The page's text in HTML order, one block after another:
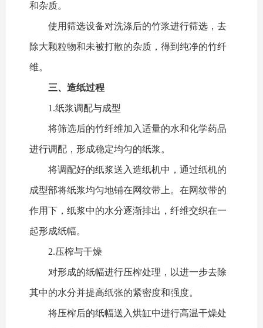
和杂质。
使用筛选设备对洗涤后的竹浆进行筛选，去
除大颗粒物和未被打散的杂质，得到纯净的竹纤
维。
三、造纸过程
1.纸浆调配与成型
将筛选后的竹纤维加入适量的水和化学药品
进行调配，形成稳定均匀的纸浆。
将调配好的纸浆送入造纸机中，通过纸机的
成型部将纸浆均匀地铺在网纹带上。在网纹带的
作用下，纸浆中的水分逐渐排出，纤维交织在一
起形成纸幅。
2.压榨与干燥
对形成的纸幅进行压榨处理，以进一步去除
其中的水分并提高纸张的紧密度和强度。
将压榨后的纸幅送入烘缸中进行高温干燥处